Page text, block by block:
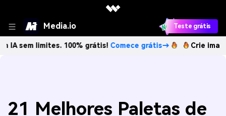
Media.io Teste grátis
100% grátis!Comece grátis→ Crie imagens com
21 Melhores Paletas de